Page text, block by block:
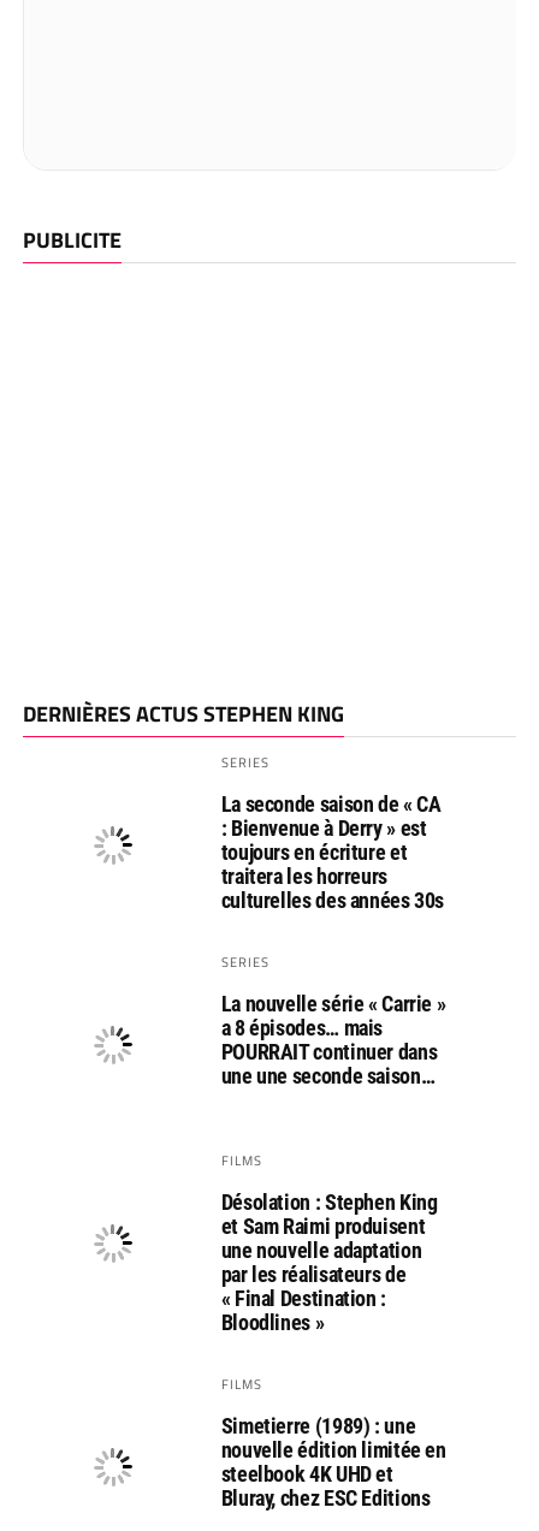
PUBLICITE
DERNIÈRES ACTUS STEPHEN KING
SERIES
La seconde saison de « CA
: Bienvenue à Derry » est
toujours en écriture et
traitera les horreurs
culturelles des années 30s
SERIES
La nouvelle série « Carrie »
a 8 épisodes… mais
POURRAIT continuer dans
une une seconde saison…
FILMS
Désolation : Stephen King
et Sam Raimi produisent
une nouvelle adaptation
par les réalisateurs de
« Final Destination :
Bloodlines »
FILMS
Simetierre (1989) : une
nouvelle édition limitée en
steelbook 4K UHD et
Bluray, chez ESC Editions